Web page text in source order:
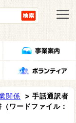
関係
> 手話通訳者
ワードファイル：